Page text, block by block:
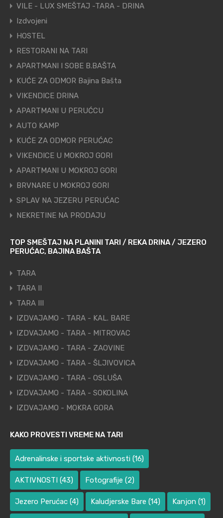
VILE - LUX SMEŠTAJ -TARA - DRINA
Izdvojeni
HOSTEL
RESTORANI NA TARI
APARTMANI I SOBE B.BAŠTA
KUĆE ZA ODMOR Bajina Bašta
VIKENDICE DRINA
APARTMANI U PERUĆCU
AUTO KAMP
KUĆE ZA ODMOR PERUĆAC
VIKENDICE U MOKROJ GORI
APARTMANI U MOKROJ GORI
BRVNARE U MOKROJ GORI
SPLAV NA JEZERU PERUĆAC
NEKRETINE NA PRODAJU
TOP SMEŠTAJ NA PLANINI TARI / REKA DRINA / JEZERO
PERUĆAC, BAJINA BAŠTA
TARA
TARA II
TARA III
IZDVAJAMO - TARA - KAL. BARE
IZDVAJAMO - TARA - MITROVAC
IZDVAJAMO - TARA - ZAOVINE
IZDVAJAMO - TARA - ŠLJIVOVICA
IZDVAJAMO - TARA - OSLUŠA
IZDVAJAMO - TARA - SOKOLINA
IZDVAJAMO - MOKRA GORA
KAKO PROVESTI VREME NA TARI
Adrenalinske i sportske aktivnosti (16)
AKTIVNOSTI (43) Fotografije (2)
Jezero Perućac (4) Kaludjerske Bare (14) Kanjon (1)